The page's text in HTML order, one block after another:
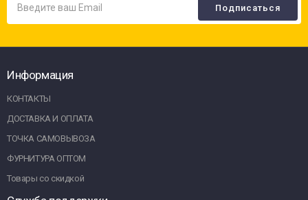
Информация
КОНТАКТЫ
ДОСТАВКА И ОПЛАТА
ТОЧКА САМОВЫВОЗА
ФУРНИТУРА ОПТОМ
Товары со скидкой